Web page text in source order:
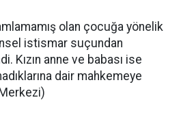
olan çocuğa yönelik
istismar suçundan
Kızın anne ve babası ise
dair mahkemeye